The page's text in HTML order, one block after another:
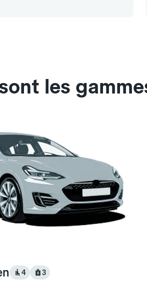
les
4 3